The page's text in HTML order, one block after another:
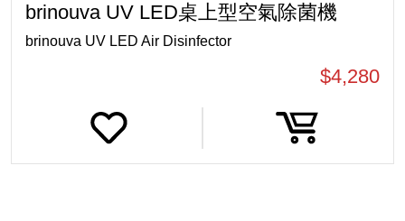
brinouva UV LED桌上型空氣除菌機
brinouva UV LED Air Disinfector
$4,280